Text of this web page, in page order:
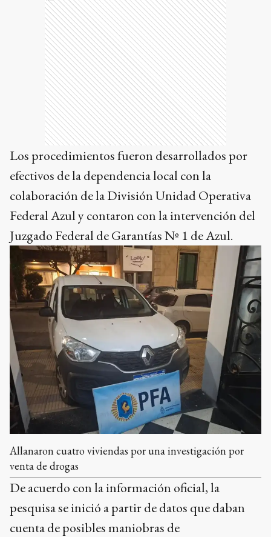
Los procedimientos fueron desarrollados por
efectivos de la dependencia local con la
colaboración de la División Unidad Operativa
Federal Azul y contaron con la intervención del
Juzgado Federal de Garantías Nº 1 de Azul.
Allanaron cuatro viviendas por una investigación por
venta de drogas
De acuerdo con la información oficial, la
pesquisa se inició a partir de datos que daban
cuenta de posibles maniobras de